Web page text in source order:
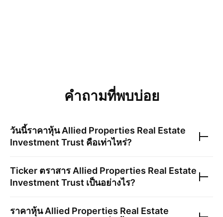
คำถามที่พบบ่อย
วันนี้ราคาหุ้นAllied Properties Real Estate
Investment Trust คือเท่าไหร่?
Ticker ตราสาร Allied Properties Real Estate
Investment Trust เป็นอย่างไร?
ราคาหุ้นAllied Properties Real Estate